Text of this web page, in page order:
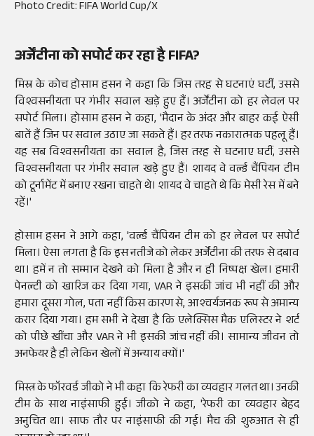
Photo Credit: FIFA World Cup/X
अर्जेंटीना को सपोर्ट कर रहा है FIFA?
मिस्र के कोच होसाम हसन ने कहा कि जिस तरह से घटनाएं घटीं, उससे
विश्वसनीयता पर गंभीर सवाल खड़े हुए हैं। अर्जेंटीना को हर लेवल पर
सपोर्ट मिला। होसाम हसन ने कहा, 'मैदान के अंदर और बाहर कई ऐसी
बातें हैं जिन पर सवाल उठाए जा सकते हैं। हर तरफ नकारात्मक पहलू हैं।
यह सब विश्वसनीयता का सवाल है, जिस तरह से घटनाए घटीं, उससे
विश्वसनीयता पर गंभीर सवाल खड़े हुए हैं। शायद वे वर्ल्ड चैंपियन टीम
को टूर्नामेंट में बनाए रखना चाहते थे। शायद वे चाहते थे कि मेसी रेस में बने
रहें।'
होसाम हसन ने आगे कहा, 'वर्ल्ड चैंपियन टीम को हर लेवल पर सपोर्ट
मिला। ऐसा लगता है कि इस नतीजे को लेकर अर्जेंटीना की तरफ से दबाव
था। हमें न तो सम्मान देखने को मिला है और न ही निष्पक्ष खेल। हमारी
पेनल्टी को खारिज कर दिया गया, VAR ने इसकी जांच भी नहीं की और
हमारा दूसरा गोल, पता नहीं किस कारण से, आश्चर्यजनक रूप से अमान्य
करार दिया गया। हम सभी ने देखा है कि एलेक्सिस मैक एलिस्टर ने शर्ट
को पीछे खींचा और VAR ने भी इसकी जांच नहीं की। सामान्य जीवन तो
अनफेयर है ही लेकिन खेलों में अन्याय क्यों।'
मिस्त्र के फॉरवर्ड जीको ने भी कहा कि रेफरी का व्यवहार गलत था। उनकी
टीम के साथ नाइंसाफी हुई। जीको ने कहा, 'रेफरी का व्यवहार बेहद
अनुचित था। साफ तौर पर नाइंसाफी की गई। मैच की शुरुआत से ही